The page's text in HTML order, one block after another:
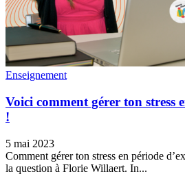
Enseignement
Voici comment gérer ton stress
!
5 mai 2023
Comment gérer ton stress en période
la question à Florie Willaert. In...